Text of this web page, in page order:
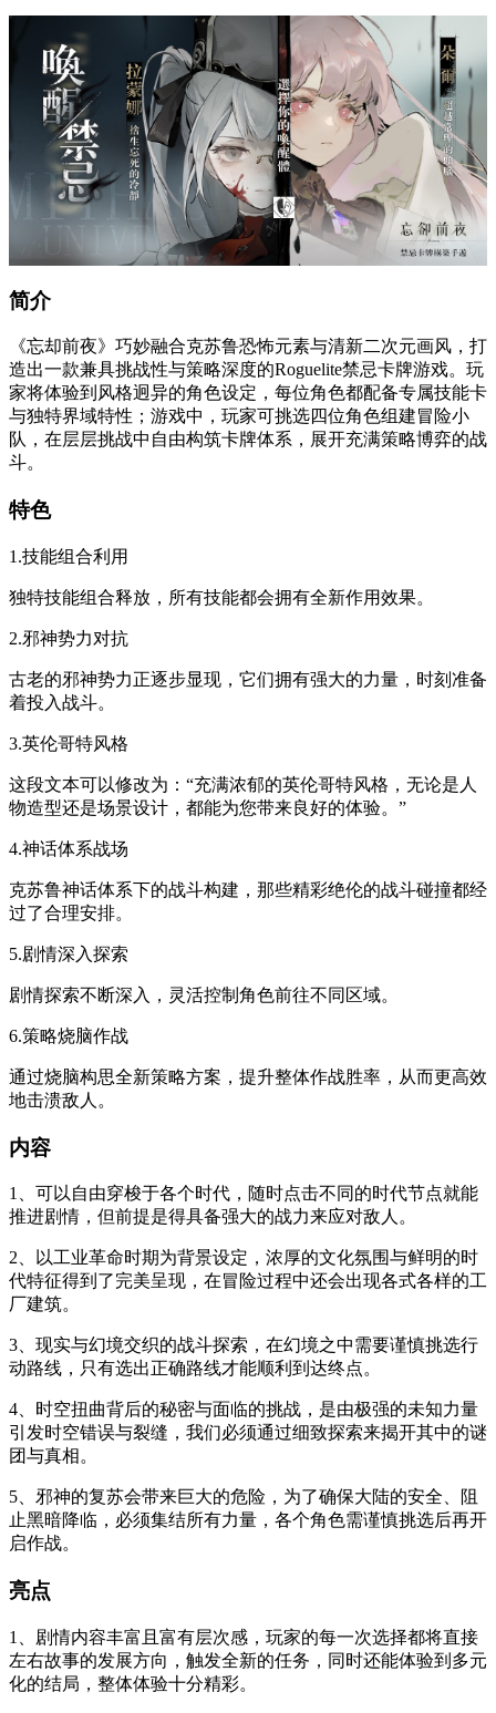
简介
《忘却前夜》巧妙融合克苏鲁恐怖元素与清新二次元画风，打
造出一款兼具挑战性与策略深度的Roguelite禁忌卡牌游戏。玩
家将体验到风格迥异的角色设定，每位角色都配备专属技能卡
与独特界域特性；游戏中，玩家可挑选四位角色组建冒险小
队，在层层挑战中自由构筑卡牌体系，展开充满策略博弈的战
斗。
特色
1.技能组合利用
独特技能组合释放，所有技能都会拥有全新作用效果。
2.邪神势力对抗
古老的邪神势力正逐步显现，它们拥有强大的力量，时刻准备
着投入战斗。
3.英伦哥特风格
这段文本可以修改为：“充满浓郁的英伦哥特风格，无论是人
物造型还是场景设计，都能为您带来良好的体验。”
4.神话体系战场
克苏鲁神话体系下的战斗构建，那些精彩绝伦的战斗碰撞都经
过了合理安排。
5.剧情深入探索
剧情探索不断深入，灵活控制角色前往不同区域。
6.策略烧脑作战
通过烧脑构思全新策略方案，提升整体作战胜率，从而更高效
地击溃敌人。
内容
1、可以自由穿梭于各个时代，随时点击不同的时代节点就能
推进剧情，但前提是得具备强大的战力来应对敌人。
2、以工业革命时期为背景设定，浓厚的文化氛围与鲜明的时
代特征得到了完美呈现，在冒险过程中还会出现各式各样的工
厂建筑。
3、现实与幻境交织的战斗探索，在幻境之中需要谨慎挑选行
动路线，只有选出正确路线才能顺利到达终点。
4、时空扭曲背后的秘密与面临的挑战，是由极强的未知力量
引发时空错误与裂缝，我们必须通过细致探索来揭开其中的谜
团与真相。
5、邪神的复苏会带来巨大的危险，为了确保大陆的安全、阻
止黑暗降临，必须集结所有力量，各个角色需谨慎挑选后再开
启作战。
亮点
1、剧情内容丰富且富有层次感，玩家的每一次选择都将直接
左右故事的发展方向，触发全新的任务，同时还能体验到多元
化的结局，整体体验十分精彩。